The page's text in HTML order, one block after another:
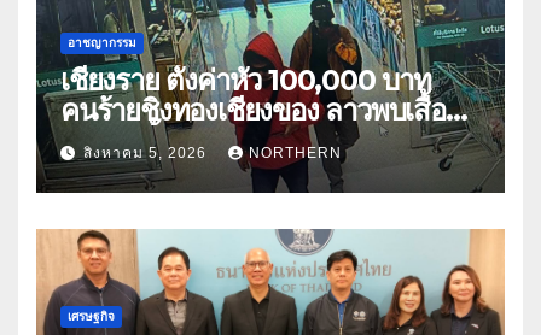
อาชญากรรม
เชียงราย ตั้งค่าหัว 100,000 บาท
คนร้ายชิงทองเชียงของ ลาวพบเสื้อผ้า
คนร้ายตั้งจุดตรวจตามเส้นทาง
สิงหาคม 5, 2026 NORTHERN
เศรษฐกิจ